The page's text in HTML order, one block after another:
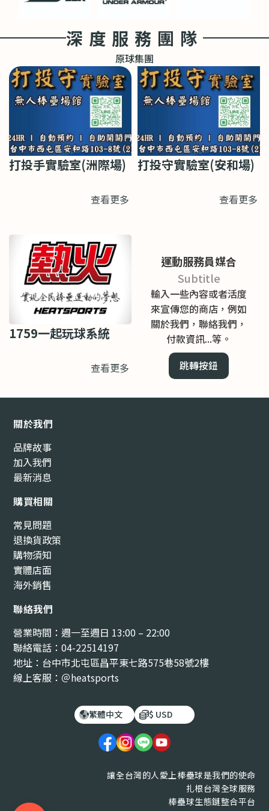
深度服務團隊
原球集團
打投手實驗室(洲際場)
查看更多
打投守實驗室(安和場)
查看更多
1759一起玩球系統
查看更多
運動服務員媒合
Subtitle
輸入一些內容或者活度
來宣傳您的商店，例如
關於我們，聯絡我們，
付款資訊...等。
跳轉按鈕
關於我們
品牌故事
加入我們
最新消息
購買相關
常見問題
退換貨政策
購物須知
實體店面
海外銷售
聯絡我們
營業時間：週一至週日 13:00 – 22:00
聯絡電話：04-22514197
地址：台中市北屯區昌平東七路575巷58號2樓
線上客服：＠heatsports
繁體中文 $ USD
讓全台灣的人愛上棒壘球是我們的使命
扎根台灣全球服務
棒壘球生態鏈整合平台